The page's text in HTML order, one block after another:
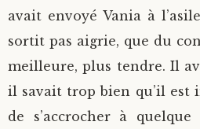
avait envoyé Vania à
sortit pas aigrie, que du
meilleure, plus tendre. Il
il savait trop bien qu’il est
de s’accrocher à